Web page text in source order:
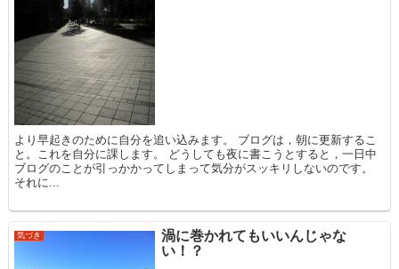
より早起きのために自分を追い込みます。 ブログは，朝に更新するこ
と。これを自分に課します。 どうしても夜に書こうとすると，一日中
ブログのことが引っかかってしまって気分がスッキリしないのです。
それに...
気づき
渦に巻かれてもいいんじゃな
い！？